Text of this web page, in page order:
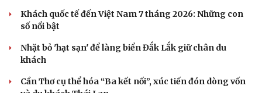
Thanh âm vượt đại dương: Chuyện chưa kể về bản tình
DU LỊCH